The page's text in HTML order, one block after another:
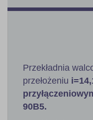
Przekładnia
przełożeniu
90B5.